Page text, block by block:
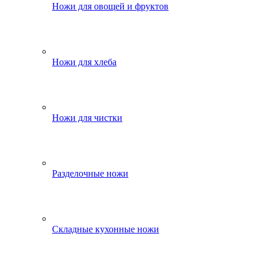
Ножи для овощей и фруктов
Ножи для хлеба
Ножи для чистки
Разделочные ножи
Складные кухонные ножи